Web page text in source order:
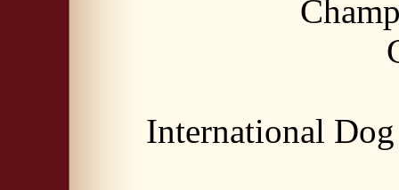
International